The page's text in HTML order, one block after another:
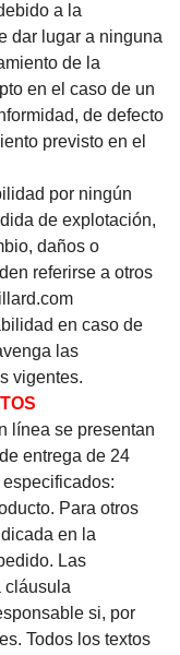
a la
dar lugar a ninguna
de la
en el caso de un
de defecto
previsto en el
por ningún
de explotación,
daños o
referirse a otros
en caso de
las
vigentes.
línea se presentan
entrega de 24
Para otros
en la
Las
cláusula
si, por
Todos los textos